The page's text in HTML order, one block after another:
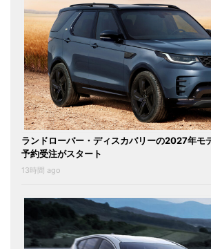
ランドローバー・ディスカバリーの2027年モ
予約受注がスタート
13時間 ago